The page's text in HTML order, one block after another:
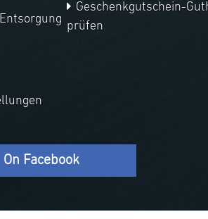
Geschenkgutschein-
prüfen
On Facebook